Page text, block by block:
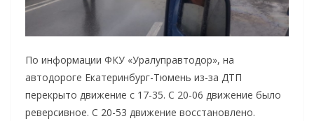
По информации ФКУ «Уралуправтодор», на
автодороге Екатеринбург-Тюмень из-за ДТП
перекрыто движение с 17-35. С 20-06 движение было
реверсивное. С 20-53 движение восстановлено.